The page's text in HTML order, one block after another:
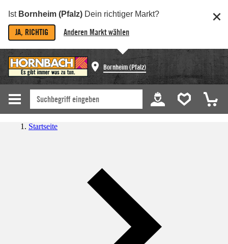
Ist Bornheim (Pfalz) Dein richtiger Markt?
JA, RICHTIG Anderen Markt wählen
Bornheim (Pfalz)
Startseite